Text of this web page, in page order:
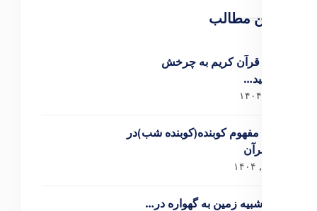
آخرین مطالب
اشاره قرآن کریم به چرخش
خورشید…
برسی مفهوم کوبنده(کوبنده شب)در
آیات قرآن
دلیل تشبیه زمین به گهواره در…